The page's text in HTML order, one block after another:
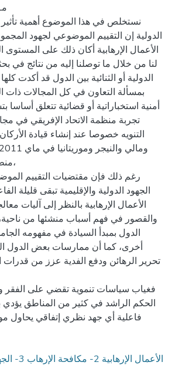
نستخلص في هذا الموضوع أهمية تأثير
الدولية إن التقييم الموضوعي لجهود
الأعمال الإرهابية أكان ذلك على المستوى
لنا من خلال ما توصلنا إليه من نتائج في
الدولية أو الثنائية بين الدول قد أكدت
بمسألة التعاون في كل المجالات ذات
أمنية استخباراتية أو قضائية تتعلق أساسا
تجربة منظمة الاتحاد الإفريقي في
التنويه خصوصا عند إنشاء قيادة
رغم ذلك فإن مقتضيات التقييم
الجهود الدولية والإقليمية تبقى قليلة
الأعمال الإرهابية بالنظر إلى آليات
والقصور في فهم أسباب منشئها من
الدول بمبدأ السيادة في مفهومه
أخرى، كما أن ممارسات بعض الدول
تحرير الرهائن ودفع الفدية عزز من قدرات
فغياب سياسات تنموية تقضي على الفقر
الحكم الراشد في كثير من المناطق يؤدي
فاعلية أي جهد نظري إتفاقي يحاول